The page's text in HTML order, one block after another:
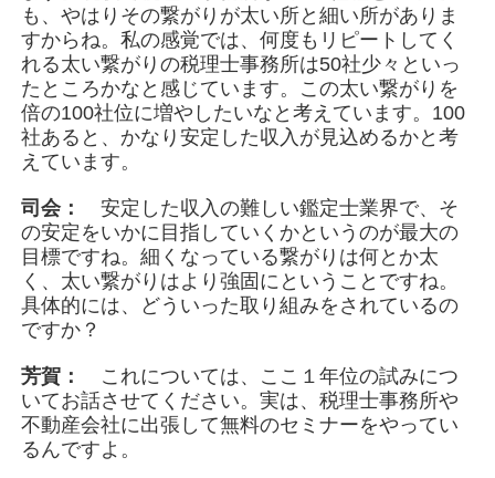
も、やはりその繋がりが太い所と細い所がありま
すからね。私の感覚では、何度もリピートしてく
れる太い繋がりの税理士事務所は50社少々といっ
たところかなと感じています。この太い繋がりを
倍の100社位に増やしたいなと考えています。100
社あると、かなり安定した収入が見込めるかと考
えています。
司会：安定した収入の難しい鑑定士業界で、そ
の安定をいかに目指していくかというのが最大の
目標ですね。細くなっている繋がりは何とか太
く、太い繋がりはより強固にということですね。
具体的には、どういった取り組みをされているの
ですか？
芳賀：
これについては、ここ１年位の試みにつ
いてお話させてください。実は、税理士事務所や
不動産会社に出張して無料のセミナーをやってい
るんですよ。